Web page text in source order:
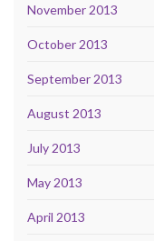
November 2013
October 2013
September 2013
August 2013
July 2013
May 2013
April 2013